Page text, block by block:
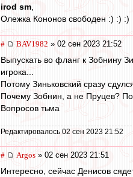
irod sm
Олежка Кононов свободен :) :) :)
# BAV1982 » 02 сен 2023 21:52
Выпускать во фланг к Зобнину
игрока...
Потому Зиньковский сразу
Почему Зобнин, а не Пруцев?
Вопросов тьма
Редактировалось 02 сен 2023 21:52
# Argos » 02 сен 2023 21:51
Интересно, сейчас Денисов